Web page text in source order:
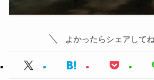
よかったらシェアしてね